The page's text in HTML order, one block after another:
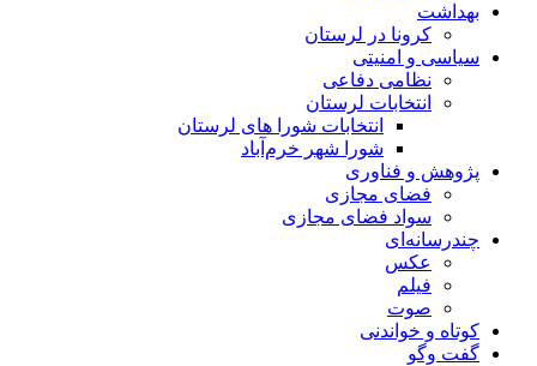
بهداشت
کرونا در لرستان
سیاسی و امنیتی
نظامی دفاعی
انتخابات لرستان
انتخابات شورا های لرستان
شورا شهر خرم‌آباد
پژوهش و فناوری
فضای مجازی
سواد فضای مجازی
چندرسانه‌ای
عكس
فیلم
صوت
کوتاه و خواندنی
گفت وگو